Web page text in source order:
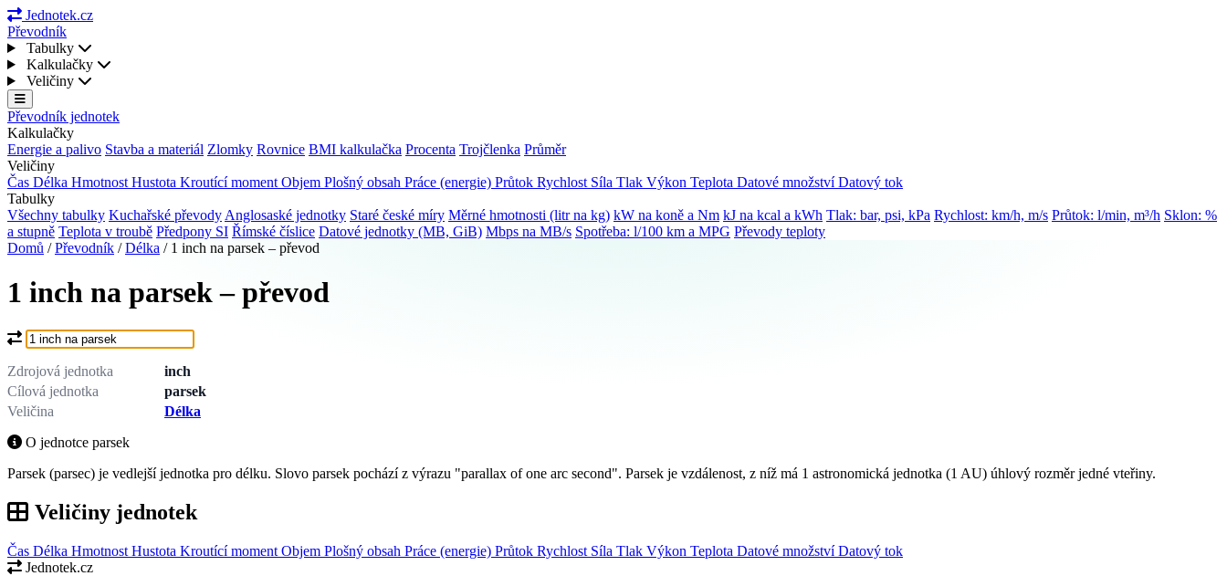
Jednotek.cz
Převodník
Tabulky
Kalkulačky
Veličiny
Převodník jednotek
Kalkulačky
Energie a palivo Stavba a materiál Zlomky Rovnice BMI kalkulačka Procenta Trojčlenka Průměr
Veličiny
Čas Délka Hmotnost Hustota Kroutící moment Objem Plošný obsah Práce (energie) Průtok Rychlost Síla Tlak Výkon Teplota Datové množstvíDatový tok
Tabulky
Všechny tabulky Kuchařské převody Anglosaské jednotky Staré české míry Měrné hmotnosti (litr na kg) kW na koně a Nm kJ na kcal a kWh Tlak: bar, psi, kPa Rychlost: km/h, m/s Průtok: l/min, m³/h Sklon: %
a stupně Teplota v troubě Předpony SI Římské číslice Datové jednotky (MB, GiB) Mbps na MB/s Spotřeba: l/100 km a MPG Převody teploty
Domů / Převodník / Délka / 1 inch na parsek – převod
1 inch na parsek – převod
Co chcete převést?
Zdrojová jednotka
inch
Cílová jednotka
parsek
Veličina
Délka
O jednotce parsek
Parsek (parsec) je vedlejší jednotka pro délku. Slovo parsek pochází z výrazu "parallax of one arc second". Parsek je vzdálenost, z níž má 1 astronomická jednotka (1 AU) úhlový rozměr jedné vteřiny.
Veličiny jednotek
Čas Délka Hmotnost Hustota Kroutící moment Objem Plošný obsah Práce (energie) Průtok Rychlost Síla Tlak Výkon Teplota Datové množstvíDatový tok
Jednotek.cz